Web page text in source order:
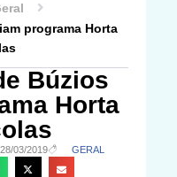
programa Horta
Búzios
Horta
28/03/2019 GERAL